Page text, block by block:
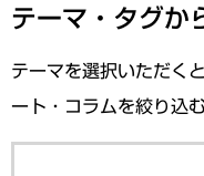
テーマ・タグか
テーマを選択いただく
ート・コラムを絞り込